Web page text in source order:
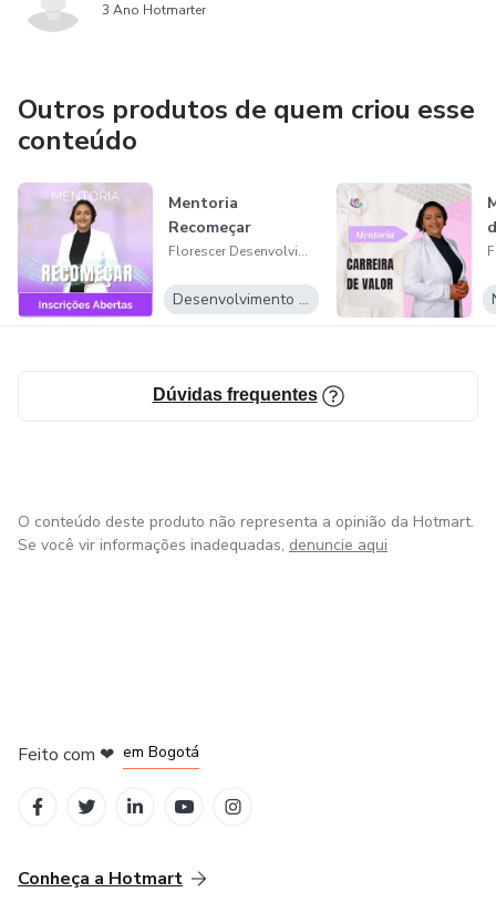
3 Ano Hotmarter
Outros produtos de quem criou esse
conteúdo
Mentoria
Recomeçar
Florescer Desenvolvimento Humano
Desenvolvimento Pessoal
Dúvidas frequentes
O conteúdo deste produto não representa a opinião da Hotmart.
Se você vir informações inadequadas, denuncie aqui
Feito com ❤ em Bogotá
Conheça a Hotmart